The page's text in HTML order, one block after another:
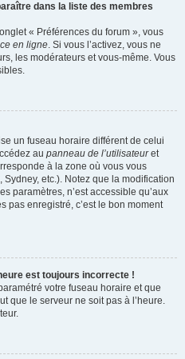
dans la liste des membres
« Préférences du forum », vous
en ligne. Si vous l’activez, vous ne
les modérateurs et vous-même. Vous
un fuseau horaire différent de celui
au panneau de l’utilisateuret
à la zone où vous vous
etc.). Notez que la modification
paramètres, n’est accessible qu’aux
pas enregistré, c’est le bon moment
est toujours incorrecte !
votre fuseau horaire et que
que le serveur ne soit pas à l’heure.